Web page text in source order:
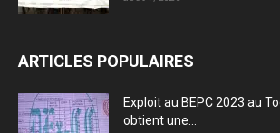
ARTICLES POPULAIRES
Exploit au BEPC 2023 au
obtient une...